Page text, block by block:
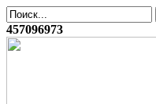
457096973